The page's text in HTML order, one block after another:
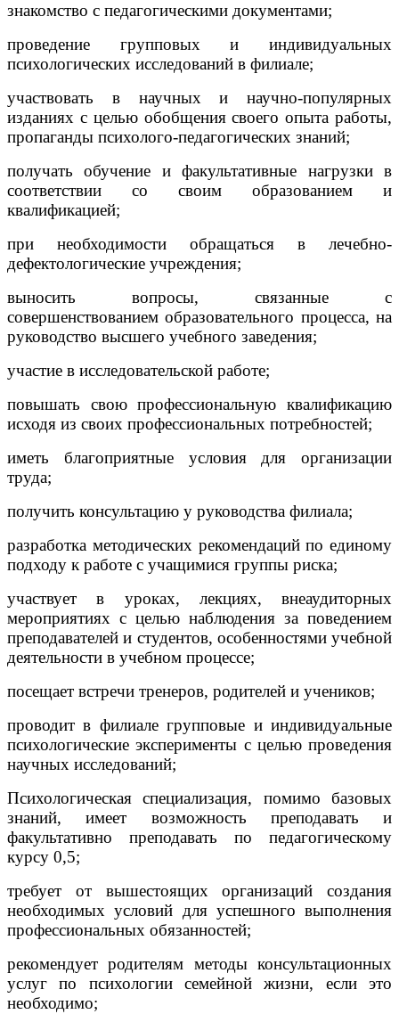
знакомство с педагогическими документами;
проведение групповых и индивидуальных
психологических исследований в филиале;
участвовать в научных и научно-популярных
изданиях с целью обобщения своего опыта работы,
пропаганды психолого-педагогических знаний;
получать обучение и факультативные нагрузки в
соответствии со своим образованием и
квалификацией;
при необходимости обращаться в лечебно-
дефектологические учреждения;
выносить вопросы, связанные с
совершенствованием образовательного процесса, на
руководство высшего учебного заведения;
участие в исследовательской работе;
повышать свою профессиональную квалификацию
исходя из своих профессиональных потребностей;
иметь благоприятные условия для организации
труда;
получить консультацию у руководства филиала;
разработка методических рекомендаций по единому
подходу к работе с учащимися группы риска;
участвует в уроках, лекциях, внеаудиторных
мероприятиях с целью наблюдения за поведением
преподавателей и студентов, особенностями учебной
деятельности в учебном процессе;
посещает встречи тренеров, родителей и учеников;
проводит в филиале групповые и индивидуальные
психологические эксперименты с целью проведения
научных исследований;
Психологическая специализация, помимо базовых
знаний, имеет возможность преподавать и
факультативно преподавать по педагогическому
курсу 0,5;
требует от вышестоящих организаций создания
необходимых условий для успешного выполнения
профессиональных обязанностей;
рекомендует родителям методы консультационных
услуг по психологии семейной жизни, если это
необходимо;